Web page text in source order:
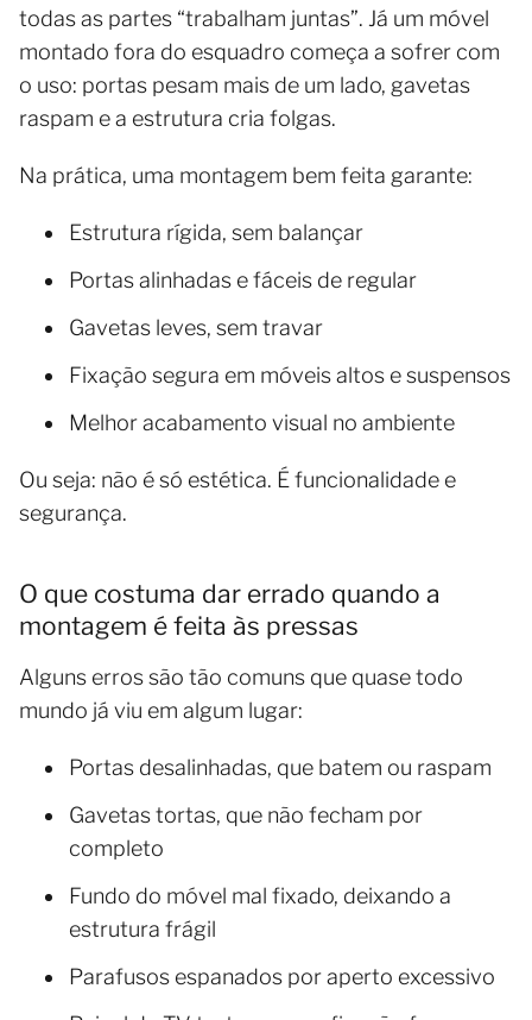
todas as partes “trabalham juntas”. Já um móvel
montado fora do esquadro começa a sofrer com
o uso: portas pesam mais de um lado, gavetas
raspam e a estrutura cria folgas.
Na prática, uma montagem bem feita garante:
Estrutura rígida, sem balançar
Portas alinhadas e fáceis de regular
Gavetas leves, sem travar
Fixação segura em móveis altos e suspensos
Melhor acabamento visual no ambiente
Ou seja: não é só estética. É funcionalidade e
segurança.
O que costuma dar errado quando a
montagem é feita às pressas
Alguns erros são tão comuns que quase todo
mundo já viu em algum lugar:
Portas desalinhadas, que batem ou raspam
Gavetas tortas, que não fecham por
completo
Fundo do móvel mal fixado, deixando a
estrutura frágil
Parafusos espanados por aperto excessivo